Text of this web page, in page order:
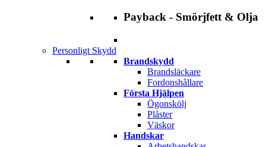
Payback - Smörjfett & Olja
Personligt Skydd
Brandskydd
Brandsläckare
Fordonshållare
Första Hjälpen
Ögonskölj
Plåster
Väskor
Handskar